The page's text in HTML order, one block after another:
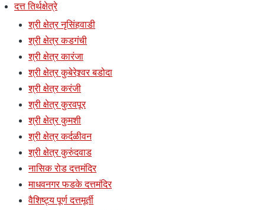
दत्त तिर्थक्षेत्रे
श्री क्षेत्र नृसिंहवाडी
श्री क्षेत्र कडगंची
श्री क्षेत्र कारंजा
श्री क्षेत्र कुबेरेश्र्वर बडोदा
श्री क्षेत्र करंजी
श्री क्षेत्र कुरवपूर
श्री क्षेत्र कुमशी
श्री क्षेत्र कर्दळीवन
श्री क्षेत्र कुरुंदवाड
नासिक रोड दत्तमंदिर
माधवनगर फडके दत्तमंदिर
वैशिष्ट्य पूर्ण दत्तमूर्ती